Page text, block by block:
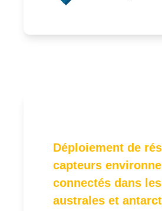
Déploiement de
capteurs
connectés dans
australes et